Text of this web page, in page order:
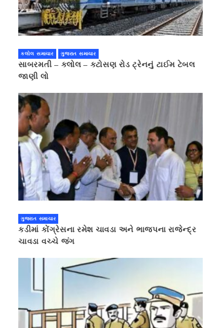
કલોલ સમાચાર ગુજરાત સમાચાર
સાબરમતી – કલોલ – કટોસણ રોડ ટ્રેનનું ટાઈમ ટેબલ
જાણી લો
ગુજરાત સમાચાર
કડીમાં કોંગ્રેસના રમેશ ચાવડા અને ભાજપના રાજેન્દ્ર
ચાવડા વચ્ચે જંગ